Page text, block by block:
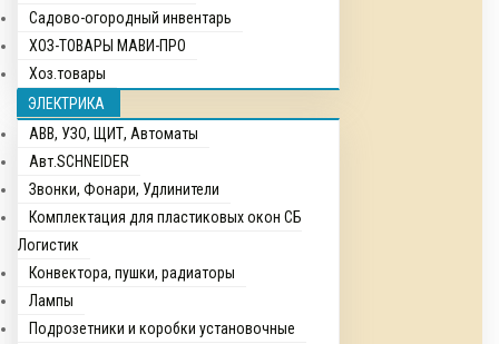
Садово-огородный инвентарь
ХОЗ-ТОВАРЫ МАВИ-ПРО
Хоз.товары
ЭЛЕКТРИКА
ABB, УЗО, ЩИТ, Автоматы
Авт.SCHNEIDER
Звонки, Фонари, Удлинители
Комплектация для пластиковых окон СБ
Логистик
Конвектора, пушки, радиаторы
Лампы
Подрозетники и коробки установочные